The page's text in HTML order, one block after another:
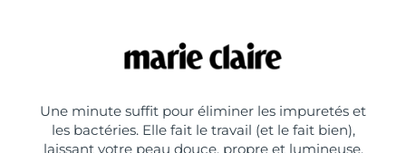
Une minute suffit pour éliminer les impuretés et
les bactéries. Elle fait le travail (et le fait bien),
laissant votre peau douce, propre et lumineuse,